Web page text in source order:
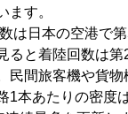
ます。
は日本の空港で
ると着陸回数は
民間旅客機や貨
1本あたりの密度